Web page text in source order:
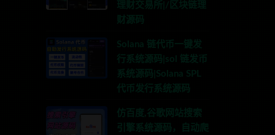
理财交易所|/区块链理
财源码
Solana 链代币一键发
行系统源码|sol 链发币
系统源码|Solana SPL
代币发行系统源码
仿百度,谷歌网站搜索
引擎系统源码，自动爬